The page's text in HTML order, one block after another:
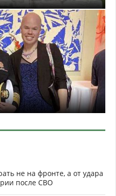
не на фронте, а от удара
после СВО